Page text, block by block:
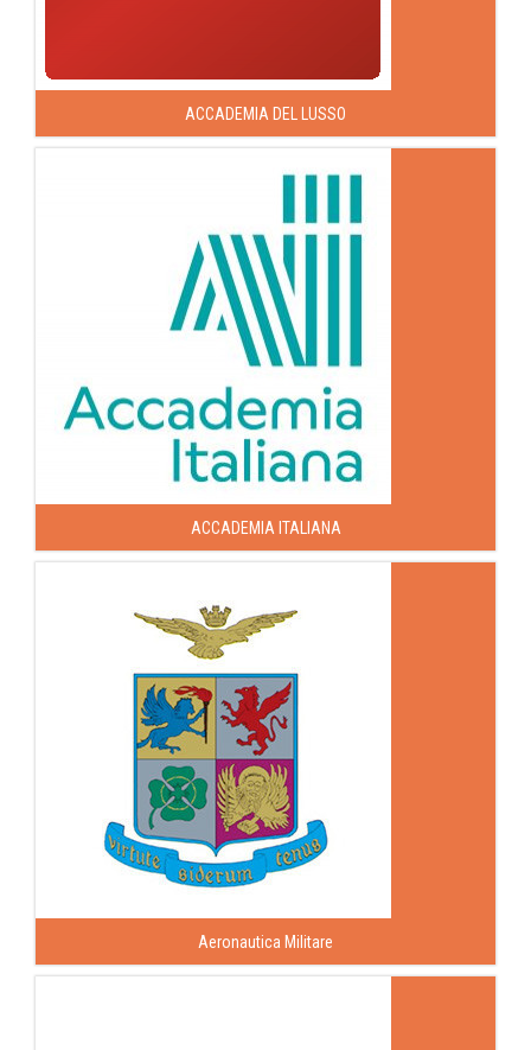
ACCADEMIA DEL LUSSO
ACCADEMIA ITALIANA
Aeronautica Militare